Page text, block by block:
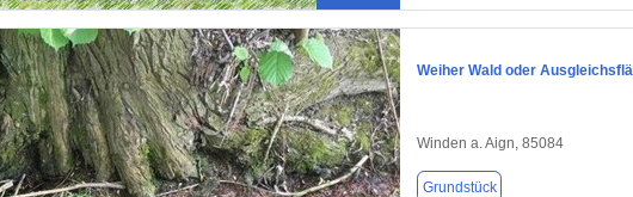
Weiher Wald oder
Winden a. Aign, 85084
Grundstück